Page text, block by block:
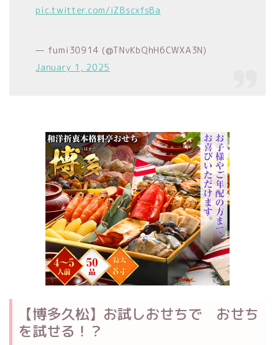
pic.twitter.com/iZBscxfsBa
— fumi30914 (@TNvKbQhH6CWXA3N)
January 1, 2025
【博多久松】お試しおせちで おせち
を試せる！？